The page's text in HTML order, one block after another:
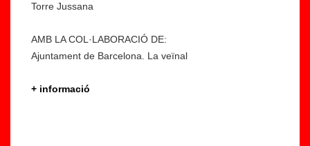
Torre Jussana
AMB LA COL·LABORACIÓ DE:
Ajuntament de Barcelona. La veïnal
+ informació